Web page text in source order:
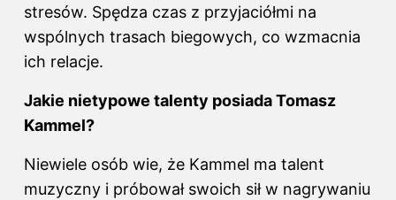
stresów. Spędza czas z przyjaciółmi na
wspólnych trasach biegowych, co wzmacnia
ich relacje.
Jakie nietypowe talenty posiada Tomasz
Kammel?
Niewiele osób wie, że Kammel ma talent
muzyczny i próbował swoich sił w nagrywaniu